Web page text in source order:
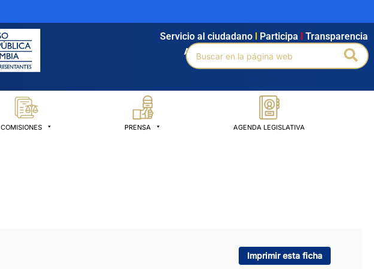
Agendamiento Intranet Búsqueda avanzada
Servicio al ciudadano Participa Transparencia
Buscar
por:
COMISIONES PRENSA AGENDA LEGISLATIVA
Imprimir esta ficha